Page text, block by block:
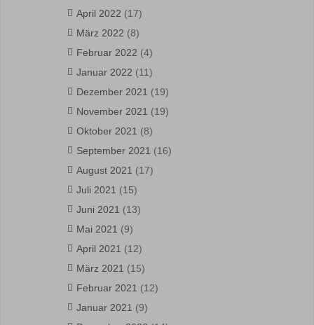
April 2022 (17)
März 2022 (8)
Februar 2022 (4)
Januar 2022 (11)
Dezember 2021 (19)
November 2021 (19)
Oktober 2021 (8)
September 2021 (16)
August 2021 (17)
Juli 2021 (15)
Juni 2021 (13)
Mai 2021 (9)
April 2021 (12)
März 2021 (15)
Februar 2021 (12)
Januar 2021 (9)